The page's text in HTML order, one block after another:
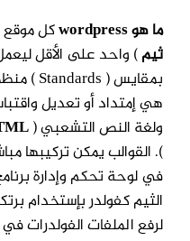
ما هو wordpress
كل موقع
ثيم) واحد على الأقل
بمقايس ( Standards ) منظمة وردبريس العالميه
هي إمتداد أو تعديل
ولغة النص التشعبي(
). القوالب يمكن تركيبها
في لوحة تحكم وإدارة
الثيم كفولدربإستخدام
لرفع الملفات الفولدرات